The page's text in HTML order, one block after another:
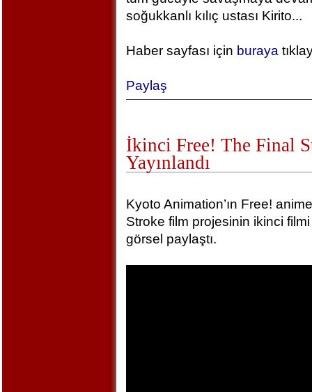
soğukkanlı kılıç ustası Kirito...
Haber sayfası için buraya
Paylaş
İkinci Free! The Final
Yayınlandı
Kyoto Animation’ın Free!
Stroke film projesinin ikinci
görsel paylaştı.